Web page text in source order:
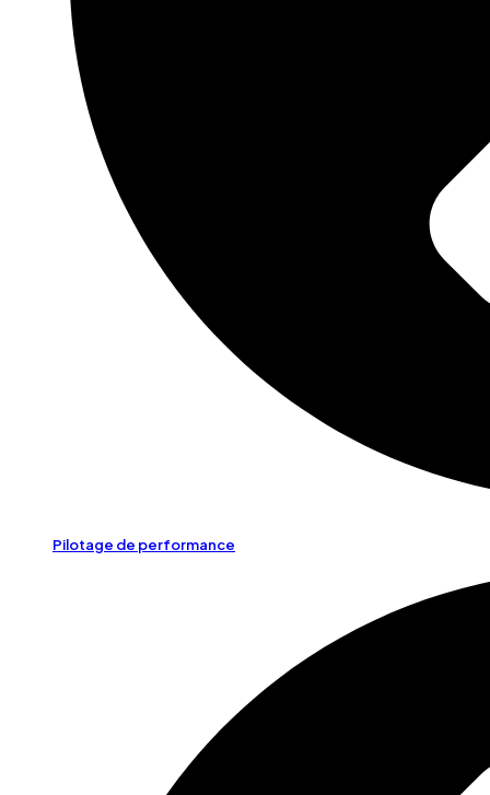
Pilotage de performance